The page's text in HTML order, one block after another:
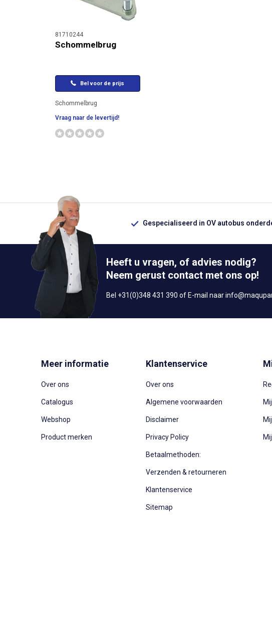
81710244
Schommelbrug
Bel voor de prijs
Schommelbrug
Vraag naar de levertijd!
Gespecialiseerd in OV autobus
Heeft u vragen, of advies nodig?
Neem gerust contact met ons op!
Bel +31(0)348 431 390 of E-mail naar
Meer informatie
Over ons
Catalogus
Webshop
Product merken
Klantenservice
Over ons
Algemene voorwaarden
Disclaimer
Privacy Policy
Betaalmethoden:
Verzenden & retourneren
Klantenservice
Sitemap